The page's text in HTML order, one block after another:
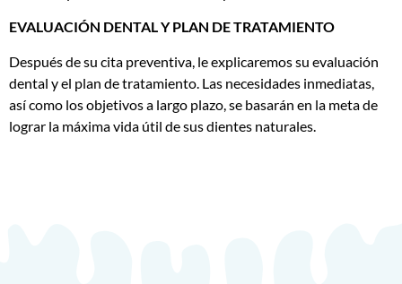
EVALUACIÓN DENTAL Y PLAN DE TRATAMIENTO
Después de su cita preventiva, le explicaremos su evaluación
dental y el plan de tratamiento. Las necesidades inmediatas,
así como los objetivos a largo plazo, se basarán en la meta de
lograr la máxima vida útil de sus dientes naturales.